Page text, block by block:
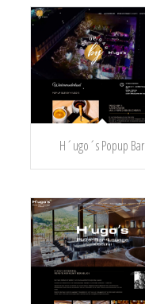
H´ugo´s Popup Bar